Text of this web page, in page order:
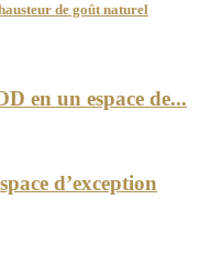
de goût naturel
en un espace de...
d’exception